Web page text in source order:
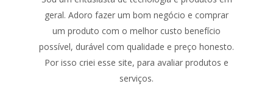
geral. Adoro fazer um bom negócio e comprar
um produto com o melhor custo benefício
possível, durável com qualidade e preço honesto.
Por isso criei esse site, para avaliar produtos e
serviços.